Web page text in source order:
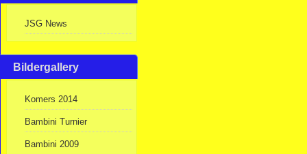
JSG News
Bildergallery
Komers 2014
Bambini Turnier
Bambini 2009